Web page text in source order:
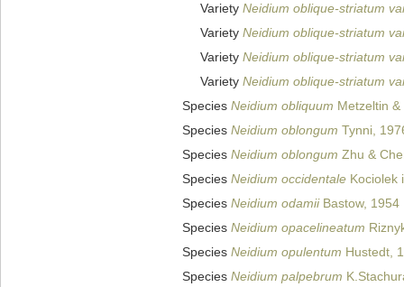
Variety Neidium oblique-striatum
Variety Neidium oblique-striatum
Variety Neidium oblique-striatum
Variety Neidium oblique-striatum
Species Neidium obliquum Metzeltin
Species Neidium oblongum Tynni,
Species Neidium oblongum Zhu &
Species Neidium occidentale Kociolek
Species Neidium odamiiBastow, 1954
Species Neidium opacelineatum
Species Neidium opulentum Hustedt,
Species Neidium palpebrum